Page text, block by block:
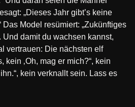
„Dieses Jahr gibt’s keine
Das Model resümiert: „Zukünftiges
damit du wachsen kannst,
vertrauen: Die nächsten elf
‚Oh, mag er mich?“, kein
kein verknallt sein. Lass es